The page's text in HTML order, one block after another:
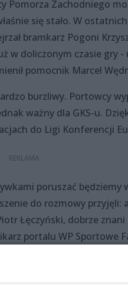
Pomorza Zachodniego
się stało. W
bramkarz Pogoni
w doliczonym czasie gry
pomocnik Marcel
burzliwy. Portowcy
ważny dla GKS-u.
do Ligi Konferencji
poruszać będziemy
do rozmowy
Łęczyński, dobrze
portalu WP Sportowe